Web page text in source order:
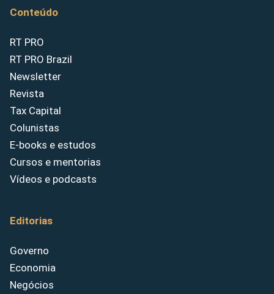
Conteúdo
RT PRO
RT PRO Brazil
Newsletter
Revista
Tax Capital
Colunistas
E-books e estudos
Cursos e mentorias
Vídeos e podcasts
Editorias
Governo
Economia
Negócios